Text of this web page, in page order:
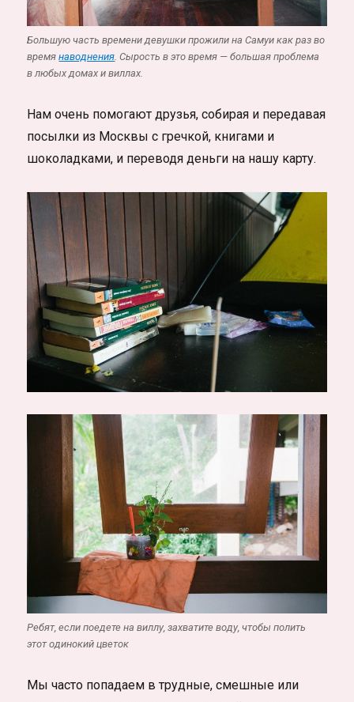
Большую часть времени девушки прожили на Самуи как раз во
времянаводнения. Сырость в это время — большая проблема
в любых домах и виллах.
Нам очень помогают друзья, собирая и передавая
посылки из Москвы с гречкой, книгами и
шоколадками, и переводя деньги на нашу карту.
Ребят, если поедете на виллу, захватите воду, чтобы полить
этот одинокий цветок
Мы часто попадаем в трудные, смешные или